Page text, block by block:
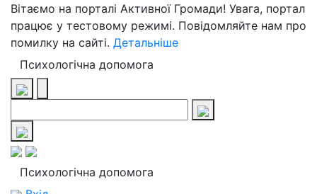
Вітаємо на порталі Активної Громади! Увага, портал
працює у тестовому режимі. Повідомляйте нам про
помилку на сайті. Детальніше
Психологічна допомога
Психологічна допомога